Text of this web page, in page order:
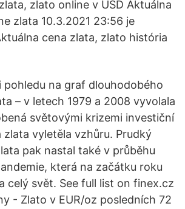
zlato online v USD Aktuálna
zlata 10.3.2021 23:56 je
cena zlata, zlato história
pohledu na graf dlouhodobého
– v letech 1979 a 2008 vyvolala
světovými krizemi investiční
zlata vyletěla vzhůru. Prudký
pak nastal také v průběhu
která na začátku roku
celý svět. See full list on finex.cz
- Zlato v EUR/oz posledních 72